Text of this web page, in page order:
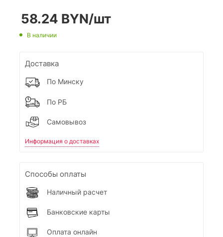
58.24 BYN/шт
В наличии
Доставка
По Минску
По РБ
Самовывоз
Информация о доставках
Способы оплаты
Наличный расчет
Банковские карты
Оплата онлайн